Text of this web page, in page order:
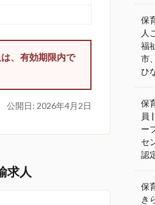
、有効期限内で
公開日: 2026年4月2日
求人
保
人
福
市
ひ
保
員
ー
セ
認
保
き